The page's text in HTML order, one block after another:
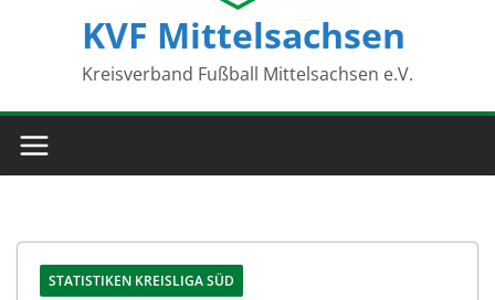
KVF Mittelsachsen
Kreisverband Fußball Mittelsachsen e.V.
STATISTIKEN KREISLIGA SÜD